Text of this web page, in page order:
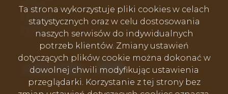
Blog
Kontakt
Rodo
social media Facebook
Facebook
Facebook
Ta strona wykorzystuje pliki cookies w celach
statystycznych oraz w celu dostosowania
naszych serwisów do indywidualnych
potrzeb klientów. Zmiany ustawień
dotyczących plików cookie można dokonać w
dowolnej chwili modyfikując ustawienia
przeglądarki. Korzystanie z tej strony bez